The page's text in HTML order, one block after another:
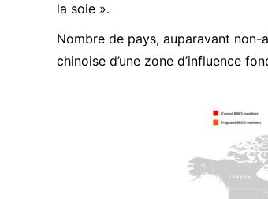
la soie ».
Nombre de pays, auparavant
chinoise d’une zone d’influence